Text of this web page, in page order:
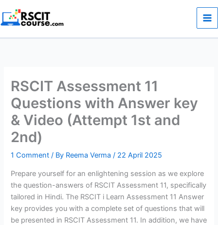
content
RSCIT Assessment 11
Questions with Answer key
& Video (Attempt 1st and
2nd)
1 Comment / By Reema Verma/ 22 April 2025
Prepare yourself for an enlightening session as we explore
the question-answers of RSCIT Assessment 11, specifically
tailored in Hindi. The RSCIT i Learn Assessment 11 Answer
key provides you with a complete set of questions that will
be presented in RSCIT Assessment 11. In addition, we have